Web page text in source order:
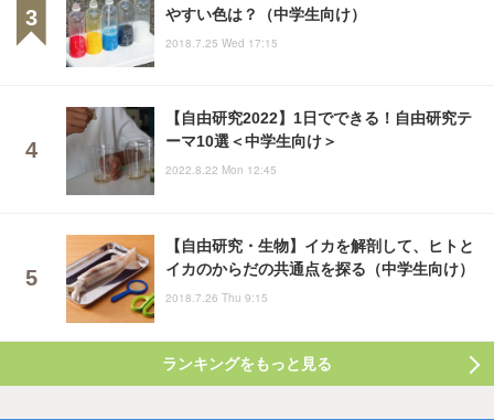
やすい色は？（中学生向け）
2018.7.25 Wed 17:15
【自由研究2022】1日でできる！自由研究テ
ーマ10選＜中学生向け＞
2022.8.22 Mon 12:45
【自由研究・生物】イカを解剖して、ヒトと
イカのからだの共通点を探る（中学生向け）
2018.7.26 Thu 9:15
ランキングをもっと見る